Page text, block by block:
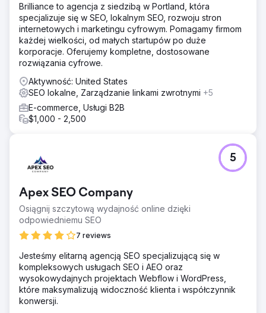
Proponowana przez nas metoda polega na lokalizowaniu
haseł o dużej liczbie wyszukiwań na podstawie miejsc
takich jak Boca Raton. Optymalizujemy dostosowania na
stronie i pracujemy na stronach usług, które nie są
przyjazne dla użytkownika. Naszym celem jest ulepszenie
wyszukiwania Twojej witryny na górze wyników
wyszukiwania, aby wygenerować większy ruch.
Wyniki
Kierujemy się najlepszymi praktykami SEO, aby zwiększyć
ruch organiczny na stronie w stosunku do fazy
Twojego biznesu. Ponadto witryna zaczęła plasować się
w pierwszej piątce regionu Boca Raton.
Przejdź do strony agencji
Brilliance to agencja z siedzibą w Portland, która
specjalizuje się w SEO, lokalnym SEO, rozwoju stron
internetowych i marketingu cyfrowym. Pomagamy firmom
każdej wielkości, od małych startupów po duże
korporacje. Oferujemy kompletne, dostosowane
rozwiązania cyfrowe.
Aktywność: United States
SEO lokalne, Zarządzanie linkami zwrotnymi +5
E-commerce, Usługi B2B
$1,000 - 2,500
Apex SEO Company
Osiągnij szczytową wydajność online dzięki
odpowiedniemu SEO
7 reviews
5
Jesteśmy elitarną agencją SEO specjalizującą się w
kompleksowych usługach SEO i AEO oraz
wysokowydajnych projektach Webflow i WordPress,
które maksymalizują widoczność klienta i współczynnik
konwersji.